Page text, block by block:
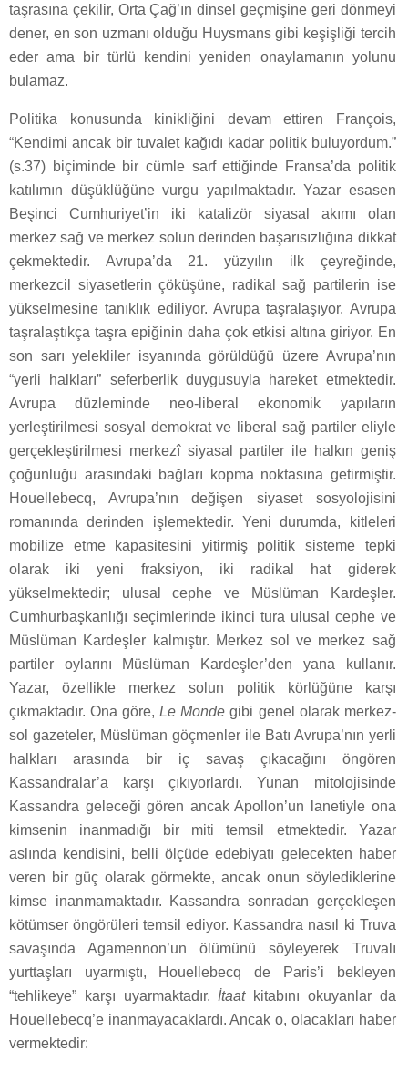
taşrasına çekilir, Orta Çağ’ın dinsel geçmişine geri dönmeyi
dener, en son uzmanı olduğu Huysmans gibi keşişliği tercih
eder ama bir türlü kendini yeniden onaylamanın yolunu
bulamaz.
Politika konusunda kinikliğini devam ettiren François,
“Kendimi ancak bir tuvalet kağıdı kadar politik buluyordum.”
(s.37) biçiminde bir cümle sarf ettiğinde Fransa’da politik
katılımın düşüklüğüne vurgu yapılmaktadır. Yazar esasen
Beşinci Cumhuriyet’in iki katalizör siyasal akımı olan
merkez sağ ve merkez solun derinden başarısızlığına dikkat
çekmektedir. Avrupa’da 21. yüzyılın ilk çeyreğinde,
merkezcil siyasetlerin çöküşüne, radikal sağ partilerin ise
yükselmesine tanıklık ediliyor. Avrupa taşralaşıyor. Avrupa
taşralaştıkça taşra epiğinin daha çok etkisi altına giriyor. En
son sarı yelekliler isyanında görüldüğü üzere Avrupa’nın
“yerli halkları” seferberlik duygusuyla hareket etmektedir.
Avrupa düzleminde neo-liberal ekonomik yapıların
yerleştirilmesi sosyal demokrat ve liberal sağ partiler eliyle
gerçekleştirilmesi merkezî siyasal partiler ile halkın geniş
çoğunluğu arasındaki bağları kopma noktasına getirmiştir.
Houellebecq, Avrupa’nın değişen siyaset sosyolojisini
romanında derinden işlemektedir. Yeni durumda, kitleleri
mobilize etme kapasitesini yitirmiş politik sisteme tepki
olarak iki yeni fraksiyon, iki radikal hat giderek
yükselmektedir; ulusal cephe ve Müslüman Kardeşler.
Cumhurbaşkanlığı seçimlerinde ikinci tura ulusal cephe ve
Müslüman Kardeşler kalmıştır. Merkez sol ve merkez sağ
partiler oylarını Müslüman Kardeşler’den yana kullanır.
Yazar, özellikle merkez solun politik körlüğüne karşı
çıkmaktadır. Ona göre,Le Monde gibi genel olarak merkez-
sol gazeteler, Müslüman göçmenler ile Batı Avrupa’nın yerli
halkları arasında bir iç savaş çıkacağını öngören
Kassandralar’a karşı çıkıyorlardı. Yunan mitolojisinde
Kassandra geleceği gören ancak Apollon’un lanetiyle ona
kimsenin inanmadığı bir miti temsil etmektedir. Yazar
aslında kendisini, belli ölçüde edebiyatı gelecekten haber
veren bir güç olarak görmekte, ancak onun söylediklerine
kimse inanmamaktadır. Kassandra sonradan gerçekleşen
kötümser öngörüleri temsil ediyor. Kassandra nasıl ki Truva
savaşında Agamennon’un ölümünü söyleyerek Truvalı
yurttaşları uyarmıştı, Houellebecq de Paris’i bekleyen
“tehlikeye” karşı uyarmaktadır. İtaatkitabını okuyanlar da
Houellebecq’e inanmayacaklardı. Ancak o, olacakları haber
vermektedir: